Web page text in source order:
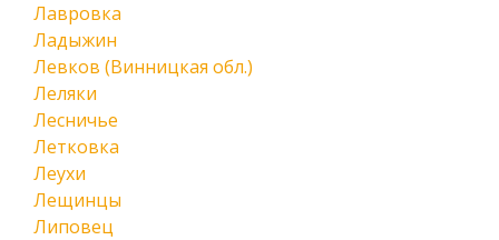
Лавровка
Ладыжин
Левков (Винницкая обл.)
Леляки
Лесничье
Летковка
Леухи
Лещинцы
Липовец